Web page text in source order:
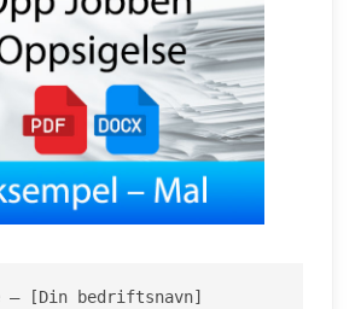
– [Din bedriftsnavn]